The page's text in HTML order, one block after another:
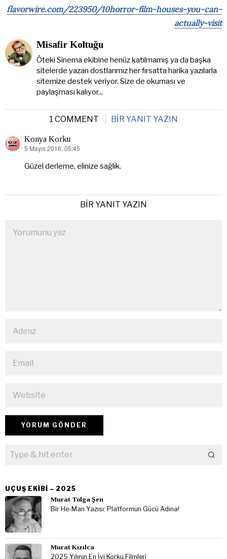
flavorwire.com/223950/10horror-film-houses-you-can-
actually-visit
Misafir Koltuğu
Öteki Sinema ekibine henüz katılmamış ya da başka
sitelerde yazan dostlarımız her fırsatta harika yazılarla
sitemize destek veriyor. Size de okuması ve
paylaşması kalıyor...
1 COMMENT BIR YANIT YAZIN
Konya Korku
dedi
5 Mayıs 2016, 05:45
Güzel derleme, elinize sağlık.
BIR YANIT YAZIN
UÇUŞ EKIBI – 2025
Murat Tolga Şen
Bir He-Man Yazısı: Platformun Gücü Adına!
Murat Kızılca
2025 Yılının En İyi Korku Filmleri